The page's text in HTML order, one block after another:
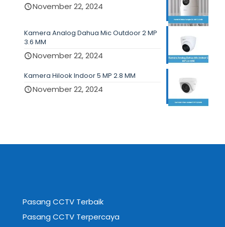
November 22, 2024
Kamera Analog Dahua Mic Outdoor 2 MP
3.6 MM
November 22, 2024
Kamera Hilook Indoor 5 MP 2.8 MM
November 22, 2024
Pasang CCTV Terbaik
Pasang CCTV Terpercaya